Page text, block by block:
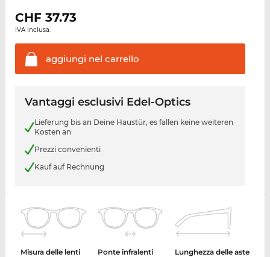
CHF 37.73
IVA inclusa.
aggiungi nel carrello
Vantaggi esclusivi Edel-Optics
Lieferung bis an Deine Haustür, es fallen keine weiteren
Kosten an
Prezzi convenienti
Kauf auf Rechnung
Misura delle lenti
Ponte infralenti
Lunghezza delle aste